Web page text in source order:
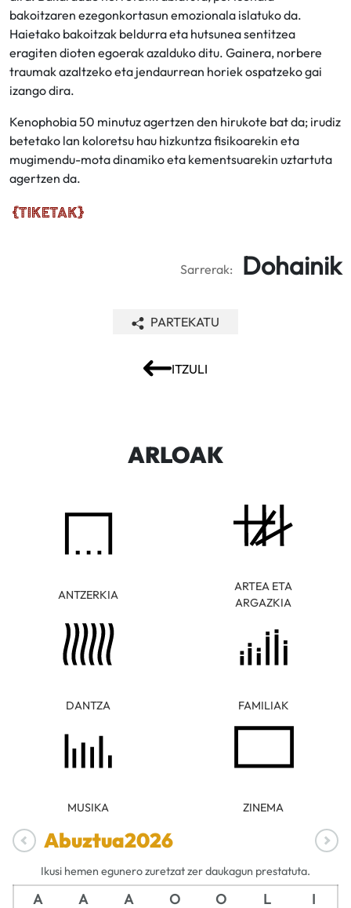
bakoitzaren ezegonkortasun emozionala islatuko da.
Haietako bakoitzak beldurra eta hutsunea sentitzea
eragiten dioten egoerak azalduko ditu. Gainera, norbere
traumak azaltzeko eta jendaurrean horiek ospatzeko gai
izango dira.
Kenophobia 50 minutuz agertzen den hirukote bat da; irudiz
betetako lan koloretsu hau hizkuntza fisikoarekin eta
mugimendu-mota dinamiko eta kementsuarekin uztartuta
agertzen da.
Sarrerak: Dohainik
ITZULI
PARTEKATU
ARLOAK
ANTZERKIA
ARTEA ETA
ARGAZKIA
DANTZA FAMILIAK
MUSIKA ZINEMA
Abuztua2026
Ikusi hemen egunero zuretzat zer daukagun prestatuta.
A A A O O L I